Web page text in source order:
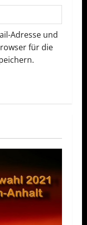
Adresse und
für die